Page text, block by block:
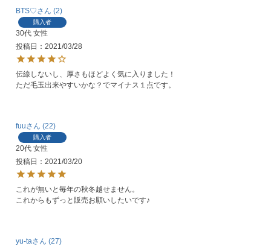
BTS♡ 2
購入者
30代 女性
投稿日
2021/03/28
伝線しないし、厚さもほどよく気に入りました！
ただ毛玉出来やすいかな？でマイナス１点です。
fuu 22
購入者
20代 女性
投稿日
2021/03/20
これが無いと毎年の秋冬越せません。
これからもずっと販売お願いしたいです♪
yu-ta 27